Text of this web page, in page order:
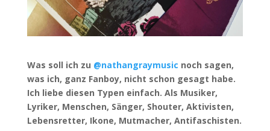
Was soll ich zu @nathangraymusic noch sagen,
was ich, ganz Fanboy, nicht schon gesagt habe.
Ich liebe diesen Typen einfach. Als Musiker,
Lyriker, Menschen, Sänger, Shouter, Aktivisten,
Lebensretter, Ikone, Mutmacher, Antifaschisten.